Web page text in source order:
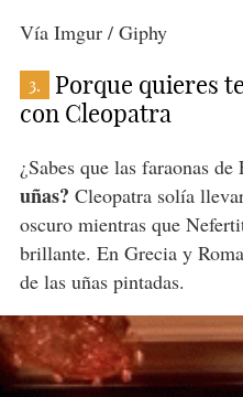
Vía Imgur / Giphy
3.
Porque quieres
con Cleopatra
¿Sabes que las faraonas de
uñas? Cleopatra solía
oscuro mientras que
brillante. En Grecia y
de las uñas pintadas.